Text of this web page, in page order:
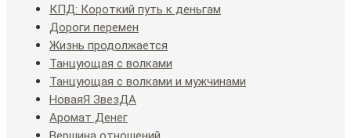
КПД: Короткий путь к деньгам
Дороги перемен
Жизнь продолжается
Танцующая с волками
Танцующая с волками и мужчинами
НоваяЯ ЗвезДА
Аромат Денег